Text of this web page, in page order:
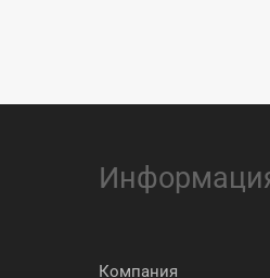
Компания